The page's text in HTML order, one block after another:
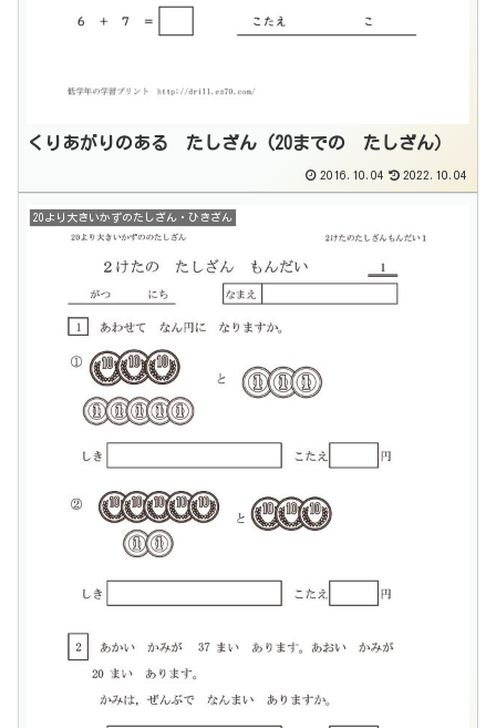
くりあがりのある たしざん (20までの たしざん）
2016.10.04 2022.10.04
20より大きいかずのたしざん・ひきざん